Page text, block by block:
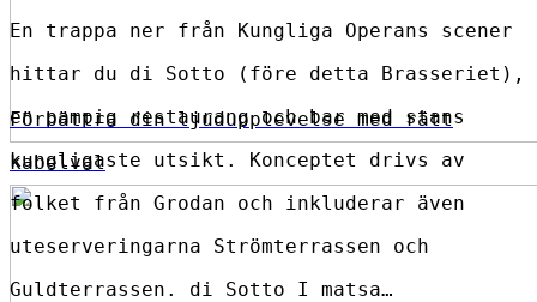
Förbättra din ljudupplevelse med rätt
kabelval
En trappa ner från Kungliga Operans scener
hittar du di Sotto (före detta Brasseriet),
en pampig restaurang och bar med stans
kungligaste utsikt. Konceptet drivs av
folket från Grodan och inkluderar även
uteserveringarna Strömterrassen och
Guldterrassen. di Sotto I matsa…